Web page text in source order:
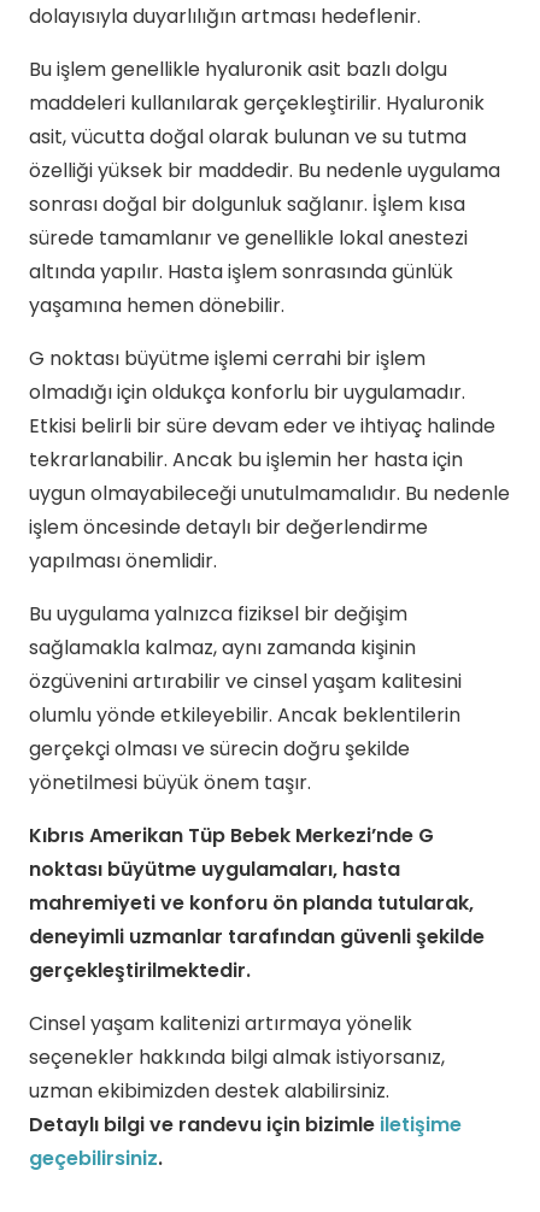
dolayısıyla duyarlılığın artması hedeflenir.
Bu işlem genellikle hyaluronik asit bazlı dolgu
maddeleri kullanılarak gerçekleştirilir. Hyaluronik
asit, vücutta doğal olarak bulunan ve su tutma
özelliği yüksek bir maddedir. Bu nedenle uygulama
sonrası doğal bir dolgunluk sağlanır. İşlem kısa
sürede tamamlanır ve genellikle lokal anestezi
altında yapılır. Hasta işlem sonrasında günlük
yaşamına hemen dönebilir.
G noktası büyütme işlemi cerrahi bir işlem
olmadığı için oldukça konforlu bir uygulamadır.
Etkisi belirli bir süre devam eder ve ihtiyaç halinde
tekrarlanabilir. Ancak bu işlemin her hasta için
uygun olmayabileceği unutulmamalıdır. Bu nedenle
işlem öncesinde detaylı bir değerlendirme
yapılması önemlidir.
Bu uygulama yalnızca fiziksel bir değişim
sağlamakla kalmaz, aynı zamanda kişinin
özgüvenini artırabilir ve cinsel yaşam kalitesini
olumlu yönde etkileyebilir. Ancak beklentilerin
gerçekçi olması ve sürecin doğru şekilde
yönetilmesi büyük önem taşır.
Kıbrıs Amerikan Tüp Bebek Merkezi’nde G
noktası büyütme uygulamaları, hasta
mahremiyeti ve konforu ön planda tutularak,
deneyimli uzmanlar tarafından güvenli şekilde
gerçekleştirilmektedir.
Cinsel yaşam kalitenizi artırmaya yönelik
seçenekler hakkında bilgi almak istiyorsanız,
uzman ekibimizden destek alabilirsiniz.
Detaylı bilgi ve randevu için bizimle iletişime
geçebilirsiniz.